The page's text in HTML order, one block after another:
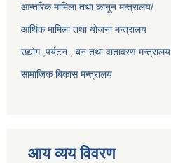
आन्तरिक मामिला तथा कानून मन्त्रालय/
आर्थिक मामिला तथा योजना मन्त्रालय
उद्योग ,पर्यटन , बन तथा वातावरण मन्त्रालय
सामाजिक बिकास मन्त्रालय
आय व्यय विवरण